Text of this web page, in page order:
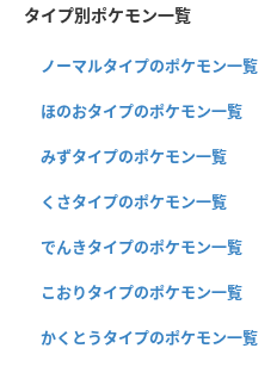
タイプ別ポケモン一覧
ノーマルタイプのポケモン一覧
ほのおタイプのポケモン一覧
みずタイプのポケモン一覧
くさタイプのポケモン一覧
でんきタイプのポケモン一覧
こおりタイプのポケモン一覧
かくとうタイプのポケモン一覧